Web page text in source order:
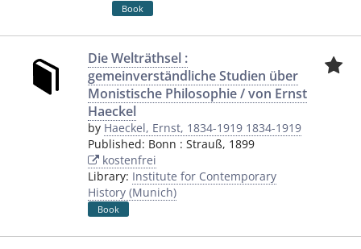
Book
Die Welträthsel :
gemeinverständliche Studien über
Monistische Philosophie / von Ernst
Haeckel
by Haeckel, Ernst, 1834-1919 1834-1919
Published: Bonn : Strauß, 1899
kostenfrei
Library: Institute for Contemporary
History (Munich)
Book